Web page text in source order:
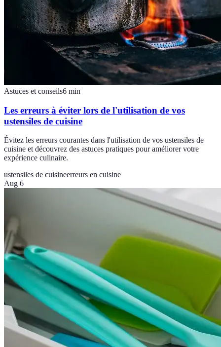
Astuces et conseils6 min
Les erreurs à éviter lors de l'utilisation de vos
ustensiles de cuisine
Évitez les erreurs courantes dans l'utilisation de vos ustensiles de
cuisine et découvrez des astuces pratiques pour améliorer votre
expérience culinaire.
ustensiles de cuisineerreurs en cuisine
Aug 6